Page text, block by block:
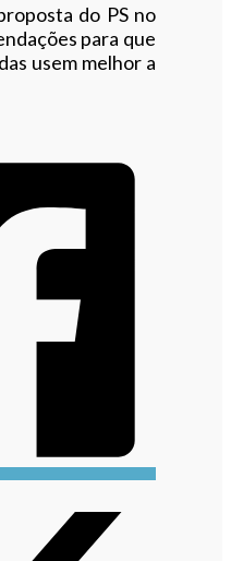
do PS no
para que
usem melhor a